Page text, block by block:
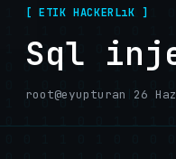
[ ETIK HACKERLıK ]
Sql
root@eyupturan 26